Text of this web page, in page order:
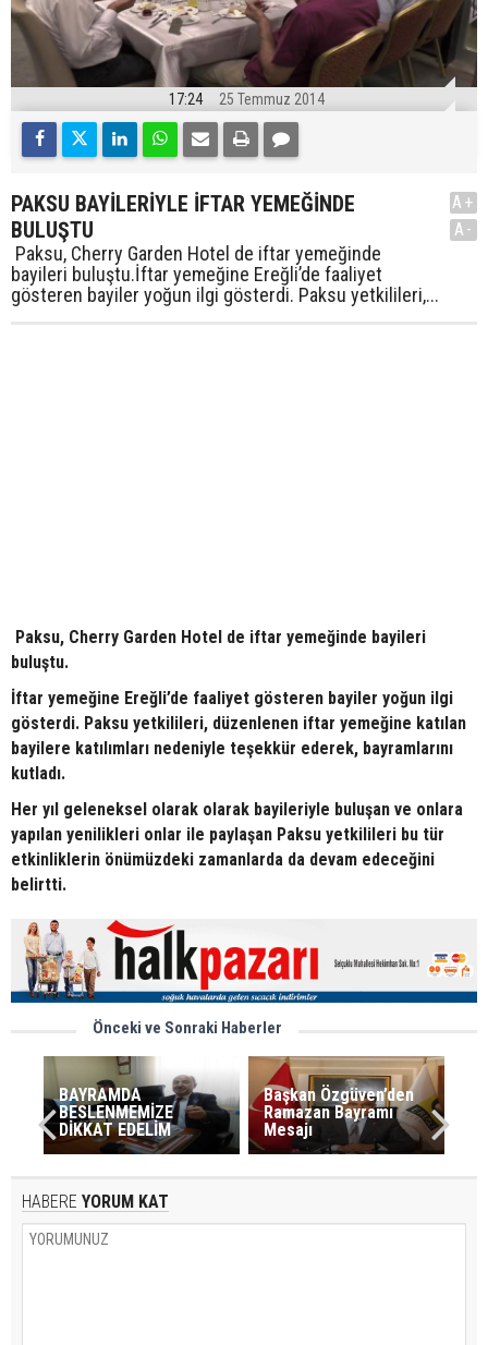
17:24 25 Temmuz 2014
PAKSU BAYİLERİYLE İFTAR YEMEĞİNDE
BULUŞTU
Paksu, Cherry Garden Hotel de iftar yemeğinde
bayileri buluştu.İftar yemeğine Ereğli’de faaliyet
gösteren bayiler yoğun ilgi gösterdi. Paksu yetkilileri,...
A+
A-
Paksu, Cherry Garden Hotel de iftar yemeğinde bayileri
buluştu.
İftar yemeğine Ereğli’de faaliyet gösteren bayiler yoğun ilgi
gösterdi. Paksu yetkilileri, düzenlenen iftar yemeğine katılan
bayilere katılımları nedeniyle teşekkür ederek, bayramlarını
kutladı.
Her yıl geleneksel olarak olarak bayileriyle buluşan ve onlara
yapılan yenilikleri onlar ile paylaşan Paksu yetkilileri bu tür
etkinliklerin önümüzdeki zamanlarda da devam edeceğini
belirtti.
Önceki ve Sonraki Haberler
BAYRAMDA
BESLENMEMİZE
DİKKAT EDELİM
Başkan Özgüven’den
Ramazan Bayramı
Mesajı
HABERE YORUM KAT